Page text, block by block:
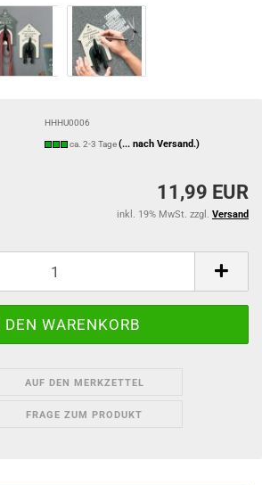
HHHU0006
ca. 2-3 Tage(... nach Versand.)
11,99 EUR
inkl. 19% MwSt. zzgl. Versand
AUF DEN MERKZETTEL
FRAGE ZUM PRODUKT